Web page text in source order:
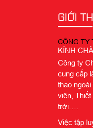
GIỚI
CÔNG TY
KÍNH
Công ty
cung cấp
thao
viên,
trời….
Việc tập